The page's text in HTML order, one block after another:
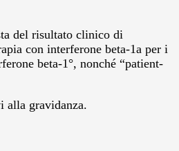
del risultato clinico di
con interferone beta-1a per i
beta-1°, nonché “patient-
alla gravidanza.